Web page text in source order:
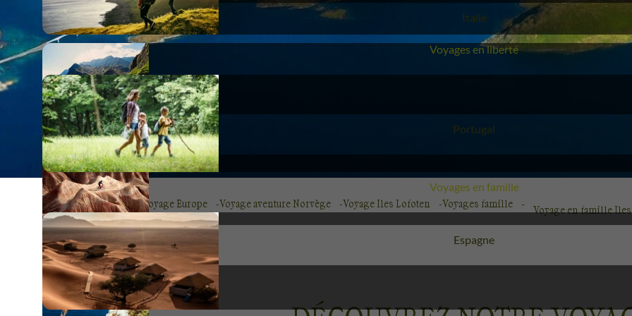
Voyage
Italie
Voyage
Portugal
Voyage
Espagne
Voyages en liberté
Voyages en famille
Voyage Europe Voyage aventure Norvège Voyage Iles Lofoten Voyages famille
Voyage en famille